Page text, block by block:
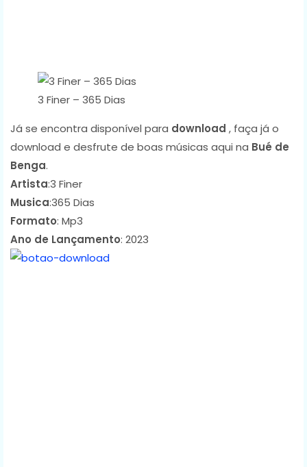
3 Finer – 365 Dias
Já se encontra disponível para download , faça já o
download e desfrute de boas músicas aqui na Bué de
Benga.
Artista:3 Finer
Musica:365 Dias
Formato: Mp3
Ano de Lançamento: 2023